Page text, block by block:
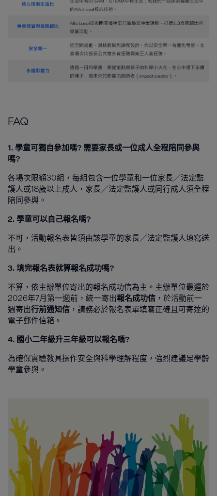
FAQ
1. 學童可獨自參加嗎? 需要家長或一位成人全程陪同參與
嗎?
各場次限額30組，每組包含一位學童和一位家長／法定監
護人或18歲以上成人，家長／法定監護人或同行成人須全程
陪同參與。
2. 學童可以自己報名嗎?
不可，活動報名表皆須由該學童的家長／法定監護人填寫送
出。
3. 填完報名表就算報名成功嗎?
不算，依主辦單位寄出的報名成功信為主。主辦單位最遲於
2026年7月第一週前，統一寄出報名成功信 ，於活動前一
週寄出行前通知信 ，請務必於報名表單填寫正確且可寄達的
電子郵件信箱。
4. 國小二年級升三年級可以報名嗎?
為確保實驗教具操作安全與科學理解程度，強烈建議足學齡
學童參與。